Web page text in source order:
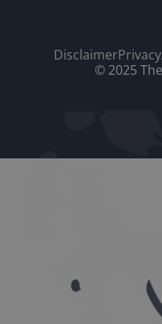
DisclaimerPrivacy
© 2025